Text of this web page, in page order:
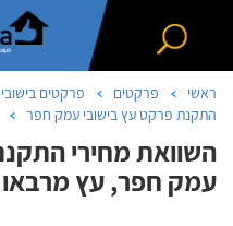
ראשי פרקטים
פרקטים
התקנת פרקט עץ בישובי עמק חפר
השוואת מחירי
עמק חפר, עץ מרבאו